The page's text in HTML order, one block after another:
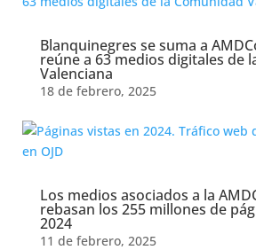
Blanquinegres se suma a
reúne a 63 medios digitales de
Valenciana
18 de febrero, 2025
Los medios asociados a la
rebasan los 255 millones de
2024
11 de febrero, 2025